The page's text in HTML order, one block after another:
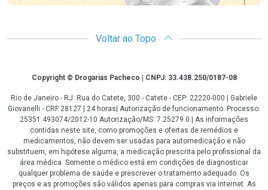
Voltar ao Topo
CopyrightCopyright © Drogarias Pacheco | CNPJ: 33.438.250/0187-08
Rio de Janeiro - RJ: Rua do Catete, 300 - Catete - CEP: 22220-000 | Gabriele
Giovanelli - CRF 28127 | 24 horas| Autorização de funcionamento: Processo:
25351.493074/2012-10 Autorização/MS: 7.25279.0 | As informações
contidas neste site, como promoções e ofertas de remédios e
medicamentos, não devem ser usadas para automedicação e não
substituem, em hipótese alguma, a medicação prescrita pelo profissional da
área médica. Somente o médico está em condições de diagnosticar
qualquer problema de saúde e prescrever o tratamento adequado. Os
preços e as promoções são válidos apenas para compras via internet. As